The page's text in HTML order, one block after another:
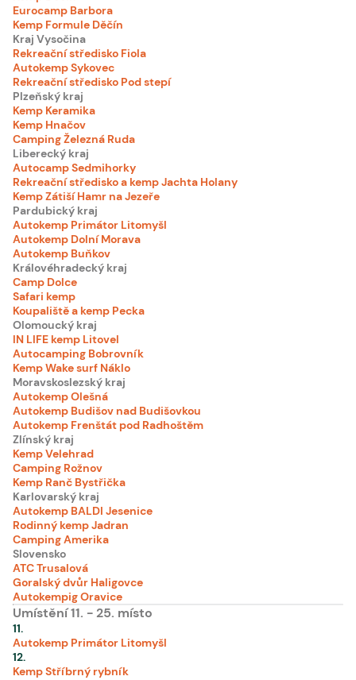
Eurocamp Barbora
Kemp Formule Děčín
Kraj Vysočina
Rekreační středisko Fiola
Autokemp Sykovec
Rekreační středisko Pod stepí
Plzeňský kraj
Kemp Keramika
Kemp Hnačov
Camping Železná Ruda
Liberecký kraj
Autocamp Sedmihorky
Rekreační středisko a kemp Jachta Holany
Kemp Zátiší Hamr na Jezeře
Pardubický kraj
Autokemp Primátor Litomyšl
Autokemp Dolní Morava
Autokemp Buňkov
Královéhradecký kraj
Camp Dolce
Safari kemp
Koupaliště a kemp Pecka
Olomoucký kraj
IN LIFE kemp Litovel
Autocamping Bobrovník
Kemp Wake surf Náklo
Moravskoslezský kraj
Autokemp Olešná
Autokemp Budišov nad Budišovkou
Autokemp Frenštát pod Radhoštěm
Zlínský kraj
Kemp Velehrad
Camping Rožnov
Kemp Ranč Bystřička
Karlovarský kraj
Autokemp BALDI Jesenice
Rodinný kemp Jadran
Camping Amerika
Slovensko
ATC Trusalová
Goralský dvůr Haligovce
Autokempig Oravice
Umístění 11. - 25. místo
11.
Autokemp Primátor Litomyšl
12.
Kemp Stříbrný rybník